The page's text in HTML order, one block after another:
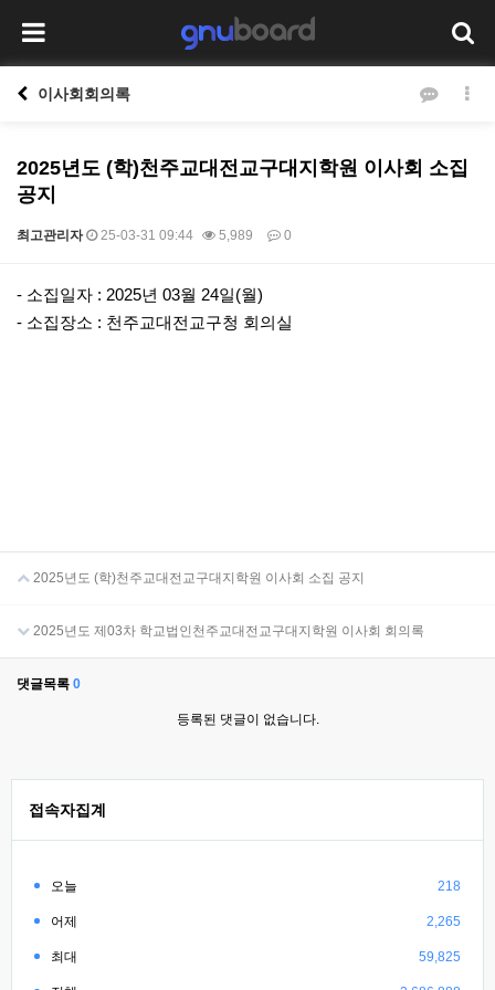
이사회회의록
2025년도 (학)천주교대전교구대지학원 이사회 소집
공지
최고관리자 25-03-31 09:44 5,989 0
본문
- 소집일자 : 2025년 03월 24일(월)
- 소집장소 : 천주교대전교구청 회의실
2025년도 (학)천주교대전교구대지학원 이사회 소집 공지
2025년도 제03차 학교법인천주교대전교구대지학원 이사회 회의록
댓글목록 0
등록된 댓글이 없습니다.
접속자집계
오늘 218
어제 2,265
최대 59,825